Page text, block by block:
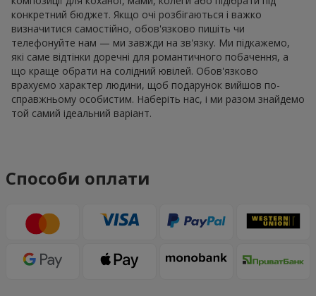
конкретний бюджет. Якщо очі розбігаються і важко
визначитися самостійно, обов'язково пишіть чи
телефонуйте нам — ми завжди на зв'язку. Ми підкажемо,
які саме відтінки доречні для романтичного побачення, а
що краще обрати на солідний ювілей. Обов'язково
врахуємо характер людини, щоб подарунок вийшов по-
справжньому особистим. Наберіть нас, і ми разом знайдемо
той самий ідеальний варіант.
Способи оплати